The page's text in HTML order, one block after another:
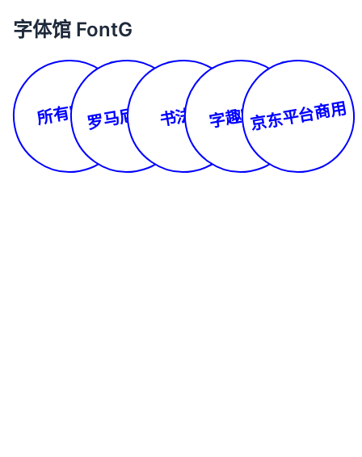
字体馆 FontG
所有字体罗马尼亚文书法体 字趣字库京东平台商用